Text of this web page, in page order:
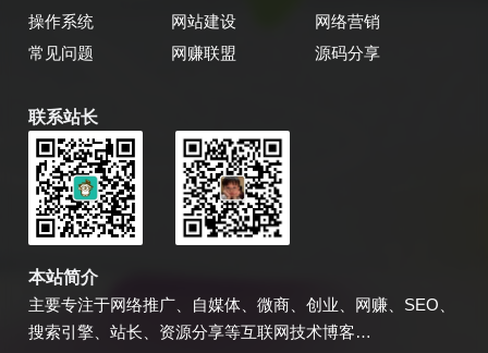
操作系统
网站建设
网络营销
常见问题
网赚联盟 源码分享
联系站长
本站简介
主要专注于网络推广、自媒体、微商、创业、网赚、SEO、
搜索引擎、站长、资源分享等互联网技术博客…